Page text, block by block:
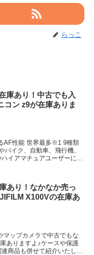
らっこ
庫あり！中古でも入
コン z9が在庫ありま
AF性能 世界最多※1 9種類
イク、自動車、飛行機、
イアマチュアユーザーにも
被写体検出は、ワイドエ
3D-トラッキング、ターゲ
ます。動物の検出は、犬、
されることがあります。
あり！なかなか売っ
X100Vの在庫あ
マップカメラで中古でもな
ありますよ♪ケースや保護
商品も併せて紹介いたしま